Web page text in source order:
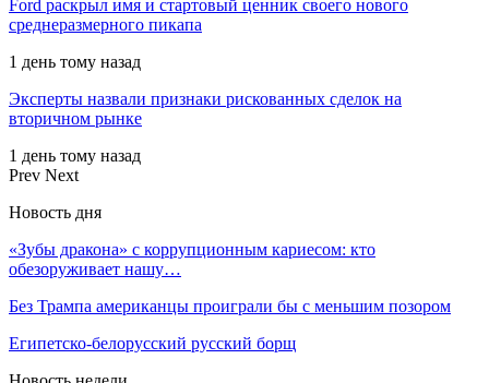
Ford раскрыл имя и стартовый ценник своего нового
среднеразмерного пикапа
1 день тому назад
Эксперты назвали признаки рискованных сделок на
вторичном рынке
1 день тому назад
Prev Next
Новость дня
«Зубы дракона» с коррупционным кариесом: кто
обезоруживает нашу…
Без Трампа американцы проиграли бы с меньшим позором
Египетско-белорусский русский борщ